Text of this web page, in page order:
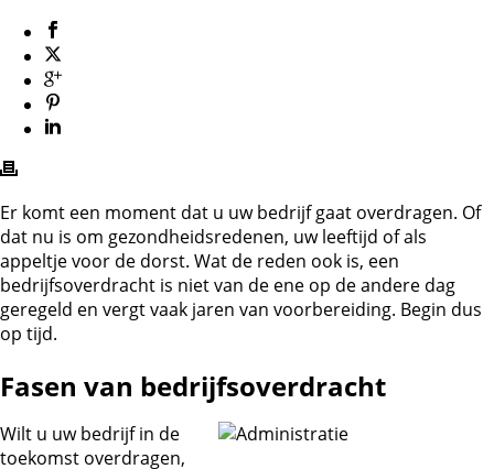
Er komt een moment dat u uw bedrijf gaat overdragen. Of
dat nu is om gezondheidsredenen, uw leeftijd of als
appeltje voor de dorst. Wat de reden ook is, een
bedrijfsoverdracht is niet van de ene op de andere dag
geregeld en vergt vaak jaren van voorbereiding. Begin dus
op tijd.
Fasen van bedrijfsoverdracht
Wilt u uw bedrijf in de
toekomst overdragen,